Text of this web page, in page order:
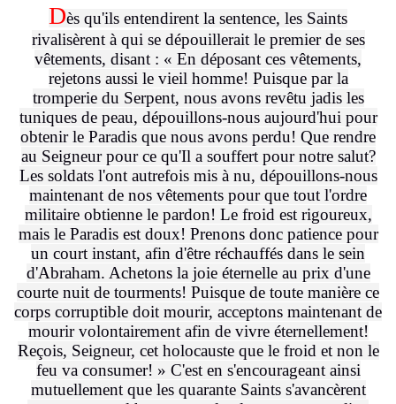
Dès qu'ils entendirent la sentence, les Saints
rivalisèrent à qui se dépouillerait le premier de ses
vêtements, disant : « En déposant ces vêtements,
rejetons aussi le vieil homme! Puisque par la
tromperie du Serpent, nous avons revêtu jadis les
tuniques de peau, dépouillons-nous aujourd'hui pour
obtenir le Paradis que nous avons perdu! Que rendre
au Seigneur pour ce qu'Il a souffert pour notre salut?
Les soldats l'ont autrefois mis à nu, dépouillons-nous
maintenant de nos vêtements pour que tout l'ordre
militaire obtienne le pardon! Le froid est rigoureux,
mais le Paradis est doux! Prenons donc patience pour
un court instant, afin d'être réchauffés dans le sein
d'Abraham. Achetons la joie éternelle au prix d'une
courte nuit de tourments! Puisque de toute manière ce
corps corruptible doit mourir, acceptons maintenant de
mourir volontairement afin de vivre éternellement!
Reçois, Seigneur, cet holocauste que le froid et non le
feu va consumer! » C'est en s'encourageant ainsi
mutuellement que les quarante Saints s'avancèrent